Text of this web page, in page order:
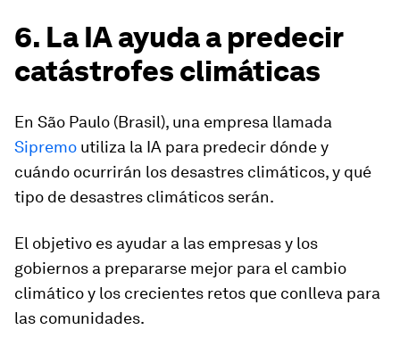
6. La IA ayuda a predecir
catástrofes climáticas
En São Paulo (Brasil), una empresa llamada
Sipremo utiliza la IA para predecir dónde y
cuándo ocurrirán los desastres climáticos, y qué
tipo de desastres climáticos serán.
El objetivo es ayudar a las empresas y los
gobiernos a prepararse mejor para el cambio
climático y los crecientes retos que conlleva para
las comunidades.